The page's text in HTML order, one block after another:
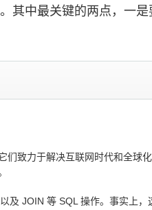
其中最关键的两点，一是
致力于解决互联网时代和全球
及 JOIN 等 SQL 操作。事实上